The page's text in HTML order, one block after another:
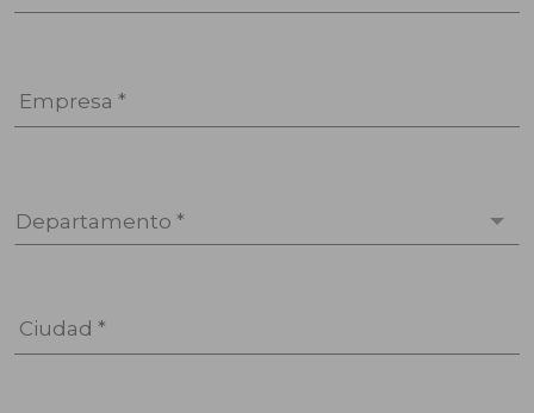
Empresa *
Departamento *
Ciudad *